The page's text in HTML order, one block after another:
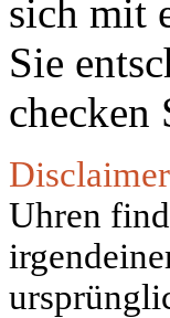
sich mit
Sie
checken
Uhren